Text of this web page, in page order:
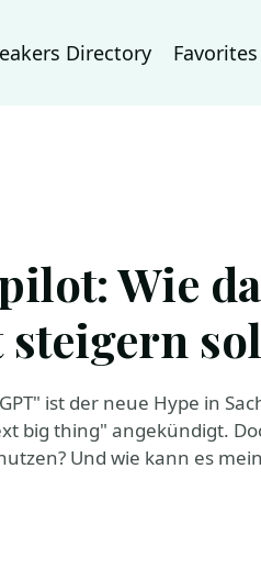
Directory Favorites
Wie
ist der neue Hype in
big thing" angekündigt.
Und wie kann es